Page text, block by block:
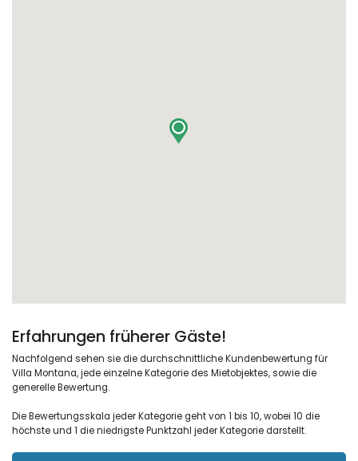
Erfahrungen früherer Gäste!
Nachfolgend sehen sie die durchschnittliche Kundenbewertung für
Villa Montana, jede einzelne Kategorie des Mietobjektes, sowie die
generelle Bewertung.
Die Bewertungsskala jeder Kategorie geht von 1 bis 10, wobei 10 die
höchste und 1 die niedrigste Punktzahl jeder Kategorie darstellt.